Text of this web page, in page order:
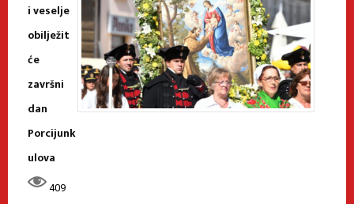
i veselje
obilježit
će
završni
dan
Porcijunk
ulova
409